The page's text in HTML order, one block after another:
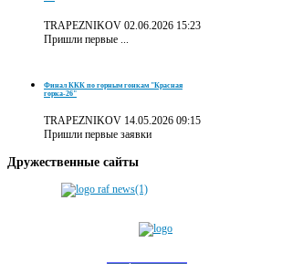
TRAPEZNIKOV 02.06.2026 15:23
Пришли первые ...
Финал ККК по горным гонкам "Красная
горка-26"
TRAPEZNIKOV 14.05.2026 09:15
Пришли первые заявки
Дружественные сайты